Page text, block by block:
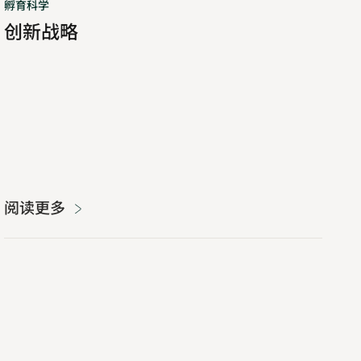
孵育科学
创新战略
阅读更多